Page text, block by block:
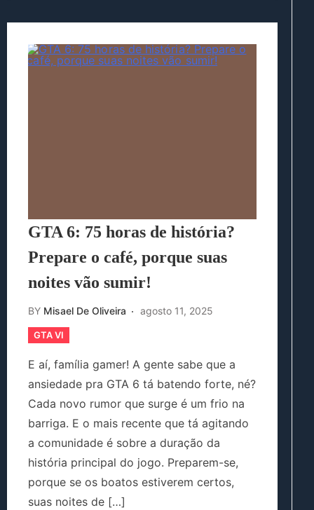
GTA 6: 75 horas de história?
Prepare o café, porque suas
noites vão sumir!
BY Misael De Oliveira agosto 11, 2025
GTA VI
E aí, família gamer! A gente sabe que a
ansiedade pra GTA 6 tá batendo forte, né?
Cada novo rumor que surge é um frio na
barriga. E o mais recente que tá agitando
a comunidade é sobre a duração da
história principal do jogo. Preparem-se,
porque se os boatos estiverem certos,
suas noites de […]